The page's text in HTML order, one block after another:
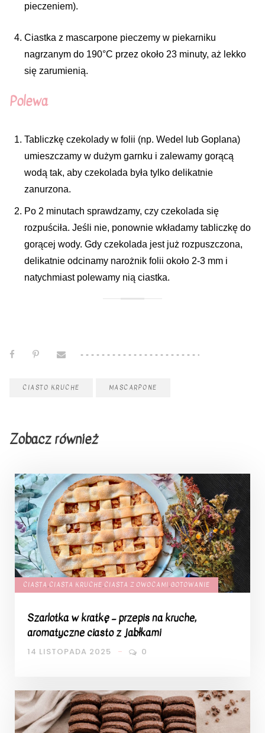
pieczeniem).
Ciastka z mascarpone pieczemy w piekarniku
nagrzanym do 190°C przez około 23 minuty, aż lekko
się zarumienią.
Polewa
Tabliczkę czekolady w folii (np. Wedel lub Goplana)
umieszczamy w dużym garnku i zalewamy gorącą
wodą tak, aby czekolada była tylko delikatnie
zanurzona.
Po 2 minutach sprawdzamy, czy czekolada się
rozpuściła. Jeśli nie, ponownie wkładamy tabliczkę do
gorącej wody. Gdy czekolada jest już rozpuszczona,
delikatnie odcinamy narożnik folii około 2-3 mm i
natychmiast polewamy nią ciastka.
CIASTO KRUCHE MASCARPONE
Zobacz również
CIASTA ,CIASTA KRUCHE,CIASTA Z OWOCAMI,GOTOWANIE
Szarlotka w kratkę – przepis na kruche,
aromatyczne ciasto z jabłkami
14 LISTOPADA 2025 0